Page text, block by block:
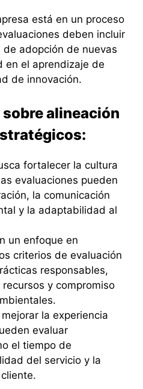
está en un proceso
deben incluir
adopción de nuevas
en el aprendizaje de
de innovación.
alineación
fortalecer la cultura
evaluaciones pueden
la comunicación
y la adaptabilidad al
un enfoque en
criterios de evaluación
responsables,
y compromiso
la experiencia
evaluar
el tiempo de
del servicio y la